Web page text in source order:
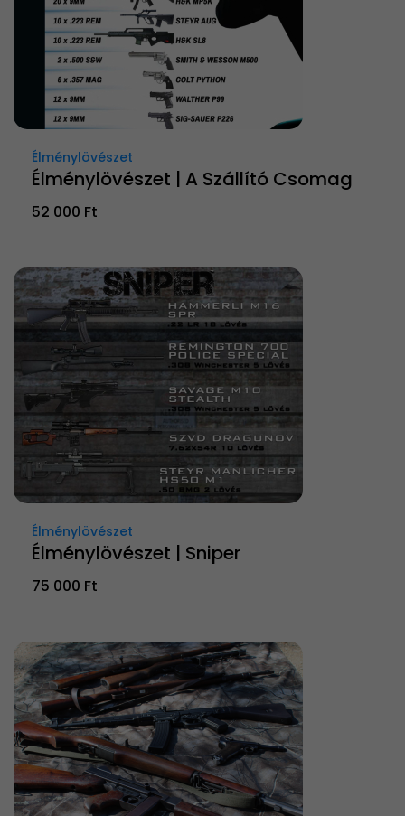
Élménylövészet
Élménylövészet | A Szállító Csomag
52 000 Ft
Élménylövészet
Élménylövészet | Sniper
75 000 Ft